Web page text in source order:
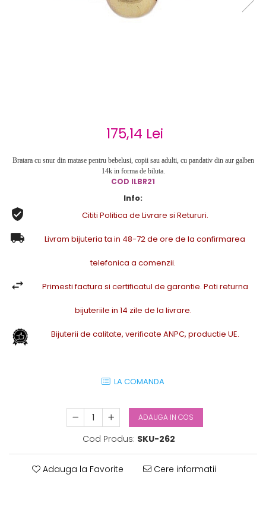
Cercei de aur lungi cu lant
175,14 Lei
Bratara cu snur din matase pentru bebelusi, copii sau adulti, cu pandativ din aur galben
14k in forma de biluta.
COD ILBR21
Info:
Cititi Politica de Livrare si Retururi.
Livram bijuteria ta in 48-72 de ore de la confirmarea
telefonica a comenzii.
Primesti factura si certificatul de garantie. Poti returna
bijuteriile in 14 zile de la livrare.
Bijuterii de calitate, verificate ANPC, productie UE.
LA COMANDA
ADAUGA IN COS
Cod Produs: SKU-262
Adauga la Favorite Cere informatii